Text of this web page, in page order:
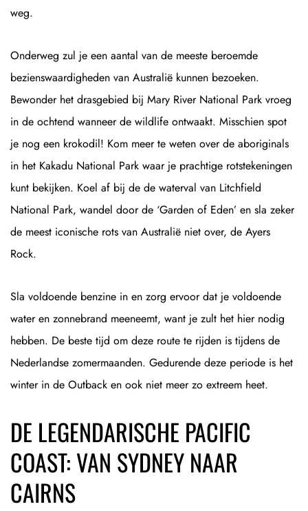
weg.
Onderweg zul je een aantal van de meeste beroemde
bezienswaardigheden van Australië kunnen bezoeken.
Bewonder het drasgebied bij Mary River National Park vroeg
in de ochtend wanneer de wildlife ontwaakt. Misschien spot
je nog een krokodil! Kom meer te weten over de aboriginals
in het Kakadu National Park waar je prachtige rotstekeningen
kunt bekijken. Koel af bij de de waterval van Litchfield
National Park, wandel door de ‘Garden of Eden’ en sla zeker
de meest iconische rots van Australië niet over, de Ayers
Rock.
Sla voldoende benzine in en zorg ervoor dat je voldoende
water en zonnebrand meeneemt, want je zult het hier nodig
hebben. De beste tijd om deze route te rijden is tijdens de
Nederlandse zomermaanden. Gedurende deze periode is het
winter in de Outback en ook niet meer zo extreem heet.
DE LEGENDARISCHE PACIFIC
COAST: VAN SYDNEY NAAR
CAIRNS